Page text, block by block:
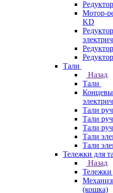
Мотор-
KD
Тали
Назад
Тали
Тали
Тали
Тали
Тали
Тали
Тележки для
Назад
Тележки
(кошка)